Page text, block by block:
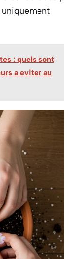
: quels sont
a eviter au